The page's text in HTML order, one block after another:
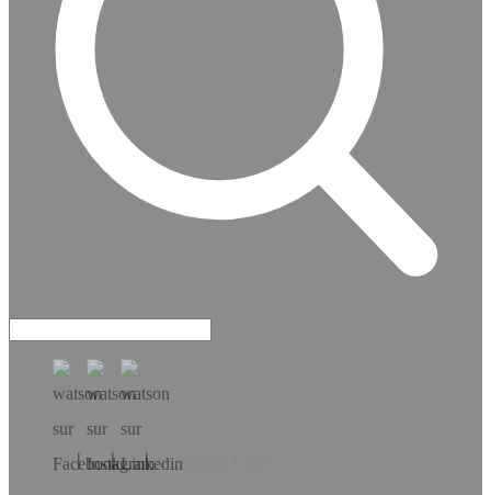
Téléchargez l’app!